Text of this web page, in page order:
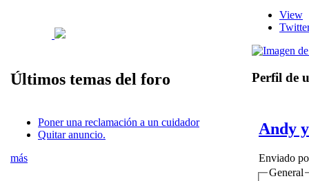
Últimos temas del foro
Poner una reclamación a un cuidador
Quitar anuncio.
más
View
Perfil de
Andy
Enviado
General